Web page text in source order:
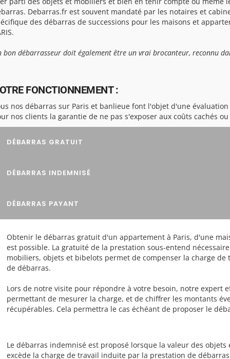
Debarras.fr est souvent mandaté par les notaires et
des débarras de successions pour les maisons et
bon débarrasseur doit également être un vrai brocanteur, reconnu
FONCTIONNEMENT :
nos débarras sur Paris et banlieue font l'objet d'une
nos clients la garantie de ne pas s'exposer aux coûts cachés
DÉBARRAS GRATUIT
DÉBARRAS INDEMNISÉ
DÉBARRAS PAYANT
Obtenir le débarras gratuit d'un appartement à Paris, d'une
est possible. La gratuité de la prestation sous-entend
mobiliers, objets et bibelots permet de compenser la charge
de débarras.
Lors de notre visite pour répondre à votre besoin, notre expert
permettant de mesurer la charge, et de chiffrer les montants
récupérables. Cela permettra le cas échéant de proposer le
Le débarras indemnisé est proposé lorsque la valeur des
excède la charge de travail induite par la prestation de